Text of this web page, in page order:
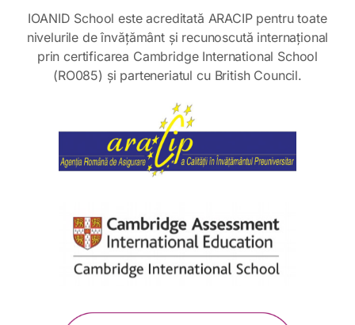
IOANID School este acreditată ARACIP pentru toate
nivelurile de învățământ și recunoscută internațional
prin certificarea Cambridge International School
(RO085) și parteneriatul cu British Council.